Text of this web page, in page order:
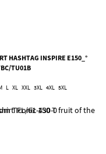
HASHTAG INSPIRE E150_°
TU01B
L XL XXL 3XL 4XL 5XL